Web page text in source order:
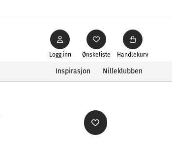
Ønskeliste
Logg inn Handlekurv
Inspirasjon Nilleklubben